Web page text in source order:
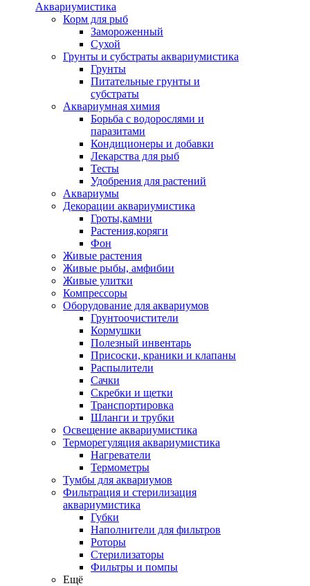
Аквариумистика
Корм для рыб
Замороженный
Сухой
Грунты и субстраты аквариумистика
Грунты
Питательные грунты и
субстраты
Аквариумная химия
Борьба с водорослями и
паразитами
Кондиционеры и добавки
Лекарства для рыб
Тесты
Удобрения для растений
Аквариумы
Декорации аквариумистика
Гроты,камни
Растения,коряги
Фон
Живые растения
Живые рыбы, амфибии
Живые улитки
Компрессоры
Оборудование для аквариумов
Грунтоочистители
Кормушки
Полезный инвентарь
Присоски, краники и клапаны
Распылители
Сачки
Скребки и щетки
Транспортировка
Шланги и трубки
Освещение аквариумистика
Терморегуляция аквариумистика
Нагреватели
Термометры
Тумбы для аквариумов
Фильтрация и стерилизация
аквариумистика
Губки
Наполнители для фильтров
Роторы
Стерилизаторы
Фильтры и помпы
Ещё